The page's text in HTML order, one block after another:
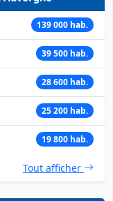
139 000 hab.
39 500 hab.
28 600 hab.
25 200 hab.
19 800 hab.
Tout afficher